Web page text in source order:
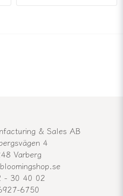
& Sales AB
4
Varberg
- 30 40 02
6750